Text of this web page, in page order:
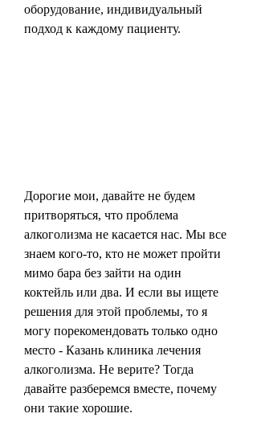
оборудование, индивидуальный
подход к каждому пациенту.
Дорогие мои, давайте не будем
притворяться, что проблема
алкоголизма не касается нас. Мы все
знаем кого-то, кто не может пройти
мимо бара без зайти на один
коктейль или два. И если вы ищете
решения для этой проблемы, то я
могу порекомендовать только одно
место - Казань клиника лечения
алкоголизма. Не верите? Тогда
давайте разберемся вместе, почему
они такие хорошие.